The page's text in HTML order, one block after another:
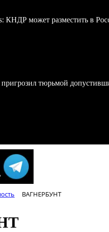
КНДР может разместить в
тюрьмой
ВАГНЕРБУНТ